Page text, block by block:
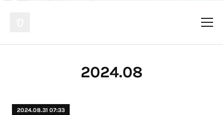
2024.08
2024.08.31 07:33